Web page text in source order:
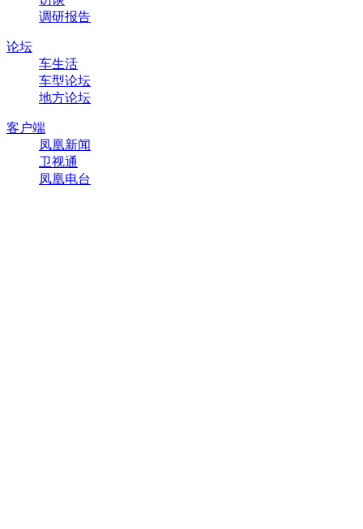
调研报告
论坛
车生活
车型论坛
地方论坛
客户端
凤凰新闻
卫视通
凤凰电台